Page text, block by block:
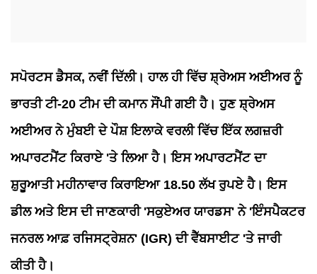
ਸਪੋਰਟਸ ਡੈਸਕ, ਨਵੀਂ ਦਿੱਲੀ। ਹਾਲ ਹੀ ਵਿੱਚ ਸ਼੍ਰੇਅਸ ਅਈਅਰ ਨੂੰ
ਭਾਰਤੀ ਟੀ-20 ਟੀਮ ਦੀ ਕਮਾਨ ਸੌਂਪੀ ਗਈ ਹੈ। ਹੁਣ ਸ਼੍ਰੇਅਸ
ਅਈਅਰ ਨੇ ਮੁੰਬਈ ਦੇ ਪੌਸ਼ ਇਲਾਕੇ ਵਰਲੀ ਵਿੱਚ ਇੱਕ ਲਗਜ਼ਰੀ
ਅਪਾਰਟਮੈਂਟ ਕਿਰਾਏ 'ਤੇ ਲਿਆ ਹੈ। ਇਸ ਅਪਾਰਟਮੈਂਟ ਦਾ
ਸ਼ੁਰੂਆਤੀ ਮਹੀਨਾਵਾਰ ਕਿਰਾਇਆ 18.50 ਲੱਖ ਰੁਪਏ ਹੈ। ਇਸ
ਡੀਲ ਅਤੇ ਇਸ ਦੀ ਜਾਣਕਾਰੀ 'ਸਕੁਏਅਰ ਯਾਰਡਸ' ਨੇ 'ਇੰਸਪੈਕਟਰ
ਜਨਰਲ ਆਫ਼ ਰਜਿਸਟ੍ਰੇਸ਼ਨ' (IGR) ਦੀ ਵੈੱਬਸਾਈਟ 'ਤੇ ਜਾਰੀ
ਕੀਤੀ ਹੈ।